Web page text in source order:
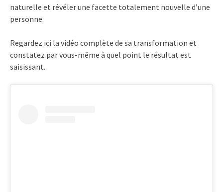
naturelle et révéler une facette totalement nouvelle d’une
personne.
Regardez ici la vidéo complète de sa transformation et
constatez par vous-même à quel point le résultat est
saisissant.